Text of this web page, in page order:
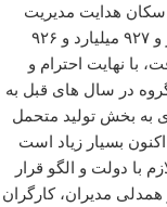
هدایت مدیریت
گروه خودروسازی سایپا را با زیان انباشته ۸ هزار و ۹۲۷ میلیارد و ۹۲۶
با نهایت احترام و
در سال های قبل به
به بخش تولید متحمل
بسیار زیاد است
با دولت و الگو قرار
مدیران، کارگران